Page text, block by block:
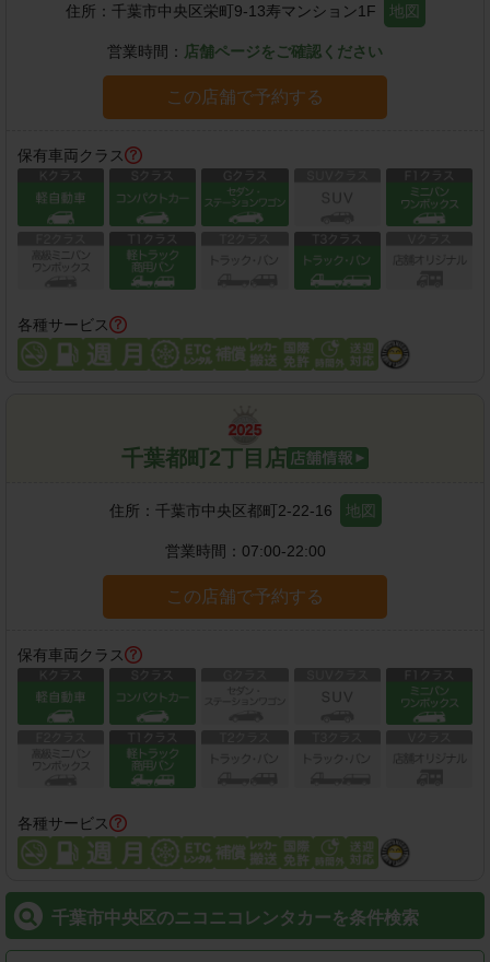
住所： 千葉市中央区栄町9-13寿マンション1F 地図
営業時間： 店舗ページをご確認ください
この店舗で予約する
保有車両クラス
各種サービス
千葉都町2丁目店
住所： 千葉市中央区都町2-22-16 地図
営業時間： 07:00-22:00
この店舗で予約する
保有車両クラス
各種サービス
千葉市中央区のニコニコレンタカーを条件検索